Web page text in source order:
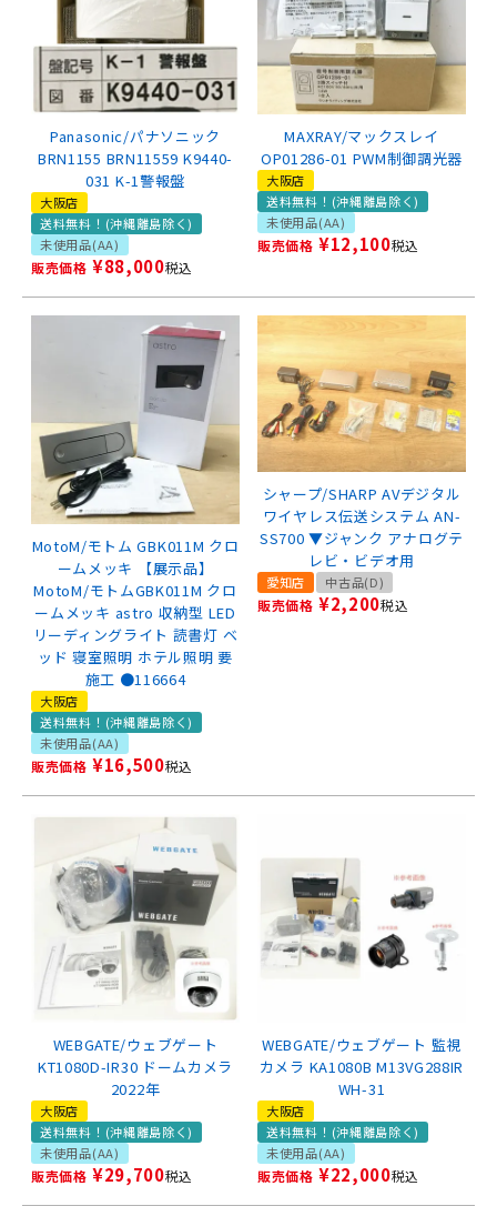
Panasonic/パナソニック
BRN1155 BRN11559 K9440-
031 K-1警報盤
大阪店
送料無料！(沖縄離島除く)
未使用品(AA)
販売価格 ¥88,000税込
MAXRAY/マックスレイ
OP01286-01 PWM制御調光器
大阪店
送料無料！(沖縄離島除く)
未使用品(AA)
販売価格 ¥12,100税込
MotoM/モトム GBK011M クロ
ームメッキ 【展示品】
MotoM/モトムGBK011M クロ
ームメッキ astro 収納型 LED
リーディングライト 読書灯 ベ
ッド 寝室照明 ホテル照明 要
施工 ●116664
大阪店
送料無料！(沖縄離島除く)
未使用品(AA)
販売価格 ¥16,500税込
シャープ/SHARP AVデジタル
ワイヤレス伝送システム AN-
SS700 ▼ジャンク アナログテ
レビ・ビデオ用
愛知店 中古品(D)
販売価格 ¥2,200税込
WEBGATE/ウェブゲート
KT1080D-IR30 ドームカメラ
2022年
大阪店
送料無料！(沖縄離島除く)
未使用品(AA)
販売価格 ¥29,700税込
WEBGATE/ウェブゲート 監視
カメラ KA1080B M13VG288IR
WH-31
大阪店
送料無料！(沖縄離島除く)
未使用品(AA)
販売価格 ¥22,000税込